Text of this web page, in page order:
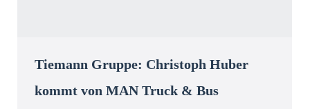
Tiemann Gruppe: Christoph Huber
kommt von MAN Truck & Bus